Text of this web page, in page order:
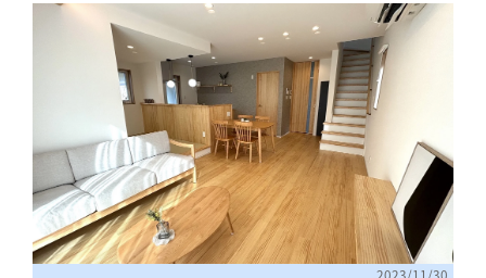
の4つのポイントを詳しく紹介します。
テクノロジー
「断熱・省エネ・快適」「構造・耐震・制震」
「健康・安心・保証」の3つに分けてご説明いた
します。
ZEH
なぜ、ZEHをしなければならないのか？その理
由と当社のZEH住宅普及への取り組み
2023/11/30